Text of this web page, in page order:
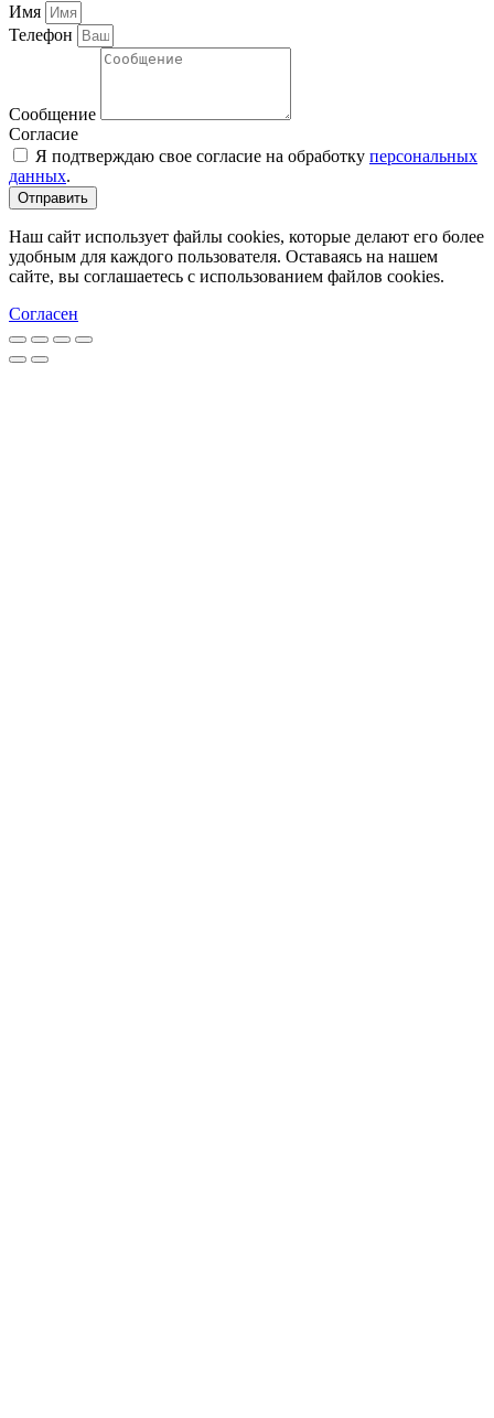
Имя
Телефон
Сообщение
Согласие
Я подтверждаю свое согласие на обработку персональных
данных.
Отправить
Наш сайт использует файлы cookies, которые делают его более
удобным для каждого пользователя. Оставаясь на нашем
сайте, вы соглашаетесь с использованием файлов cookies.
Согласен